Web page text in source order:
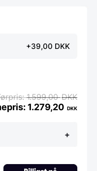
+39,00 DKK
+
1.599,00DKK
1.279,20 DKK